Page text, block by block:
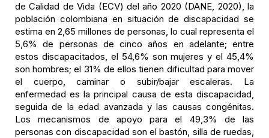
de Calidad de Vida (ECV) del año 2020 (DANE, 2020), la
población colombiana en situación de discapacidad se
estima en 2,65 millones de personas, lo cual representa el
5,6% de personas de cinco años en adelante; entre
estos discapacitados, el 54,6% son mujeres y el 45,4%
son hombres; el 31% de ellos tienen dificultad para mover
el cuerpo, caminar o subir/bajar escaleras. La
enfermedad es la principal causa de esta discapacidad,
seguida de la edad avanzada y las causas congénitas.
Los mecanismos de apoyo para el 49,3% de las
personas con discapacidad son el bastón, silla de ruedas,